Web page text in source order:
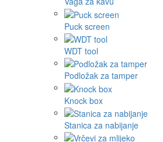
Puck screen
WDT tool
Podložak za tamper
Knock box
Stanica za nabijanje